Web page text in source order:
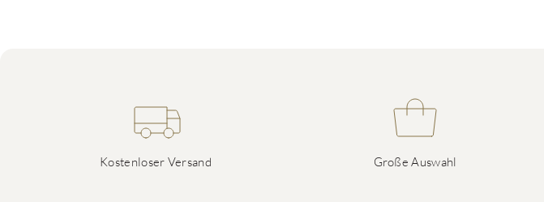
Kostenloser Versand Große Auswahl